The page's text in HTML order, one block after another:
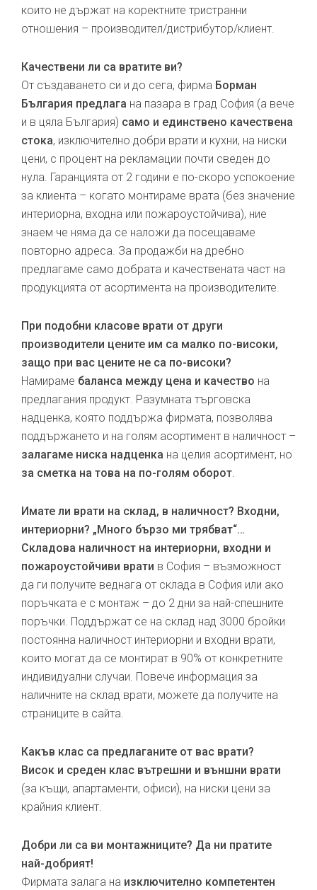
които не държат на коректните тристранни
отношения – производител/дистрибутор/клиент.
Качествени ли са вратите ви?
От създаването си и до сега, фирма Борман
България предлага на пазара в град София (а вече
и в цяла България) само и единствено качествена
стока, изключително добри врати и кухни, на ниски
цени, с процент на рекламации почти сведен до
нула. Гаранцията от 2 години е по-скоро успокоение
за клиента – когато монтираме врата (без значение
интериорна, входна или пожароустойчива), ние
знаем че няма да се наложи да посещаваме
повторно адреса. За продажби на дребно
предлагаме само добрата и качествената част на
продукцията от асортимента на производителите.
При подобни класове врати от други
производители цените им са малко по-високи,
защо при вас цените не са по-високи?
Намираме баланса между цена и качество на
предлагания продукт. Разумната търговска
надценка, която поддържа фирмата, позволява
поддържането и на голям асортимент в наличност –
залагаме ниска надценка на целия асортимент, но
за сметка на това на по-голям оборот.
Имате ли врати на склад, в наличност? Входни,
интериорни? „Много бързо ми трябват“…
Складова наличност на интериорни, входни и
пожароустойчиви врати в София – възможност
да ги получите веднага от склада в София или ако
поръчката е с монтаж – до 2 дни за най-спешните
поръчки. Поддържат се на склад над 3000 бройки
постоянна наличност интериорни и входни врати,
които могат да се монтират в 90% от конкретните
индивидуални случаи. Повече информация за
наличните на склад врати, можете да получите на
страниците в сайта.
Какъв клас са предлаганите от вас врати?
Висок и среден клас вътрешни и външни врати
(за къщи, апартаменти, офиси), на ниски цени за
крайния клиент.
Добри ли са ви монтажниците? Да ни пратите
най-добрият!
Фирмата залага на изключително компетентен